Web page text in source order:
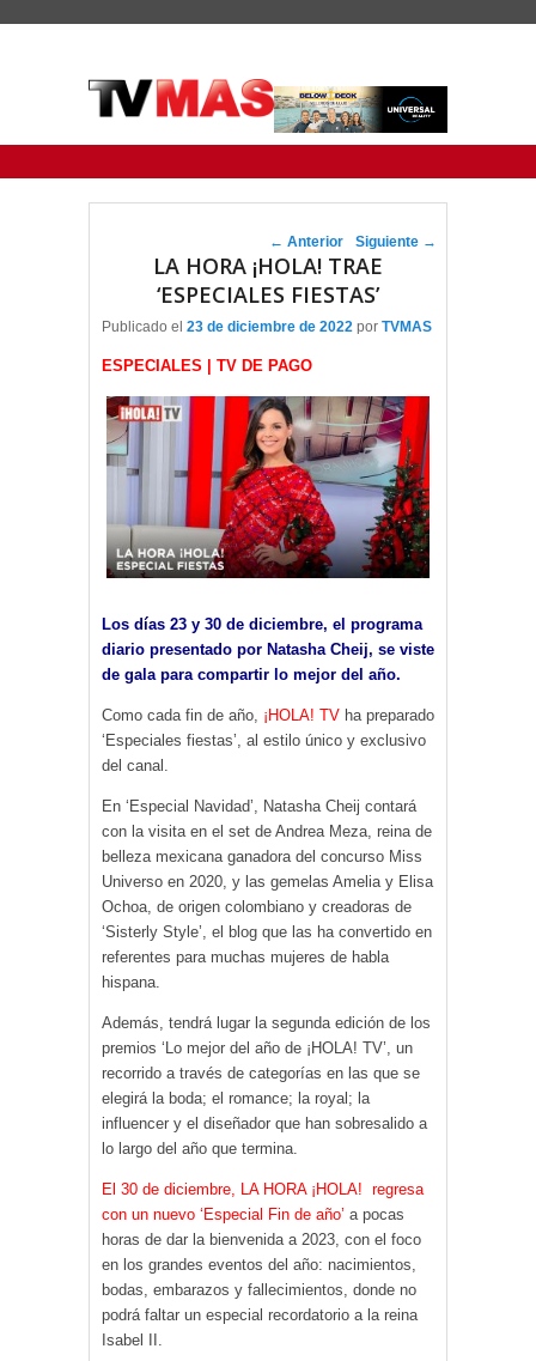
Navegador de artículos
← Anterior Siguiente →
LA HORA ¡HOLA! TRAE
‘ESPECIALES FIESTAS’
Publicado el 23 de diciembre de 2022 por TVMAS
ESPECIALES | TV DE PAGO
Los días 23 y 30 de diciembre, el programa
diario presentado por Natasha Cheij, se viste
de gala para compartir lo mejor del año.
Como cada fin de año, ¡HOLA! TV ha preparado
‘Especiales fiestas’, al estilo único y exclusivo
del canal.
En ‘Especial Navidad’, Natasha Cheij contará
con la visita en el set de Andrea Meza, reina de
belleza mexicana ganadora del concurso Miss
Universo en 2020, y las gemelas Amelia y Elisa
Ochoa, de origen colombiano y creadoras de
‘Sisterly Style’, el blog que las ha convertido en
referentes para muchas mujeres de habla
hispana.
Además, tendrá lugar la segunda edición de los
premios ‘Lo mejor del año de ¡HOLA! TV’, un
recorrido a través de categorías en las que se
elegirá la boda; el romance; la royal; la
influencer y el diseñador que han sobresalido a
lo largo del año que termina.
El 30 de diciembre, LA HORA ¡HOLA! regresa
con un nuevo ‘Especial Fin de año’ a pocas
horas de dar la bienvenida a 2023, con el foco
en los grandes eventos del año: nacimientos,
bodas, embarazos y fallecimientos, donde no
podrá faltar un especial recordatorio a la reina
Isabel II.